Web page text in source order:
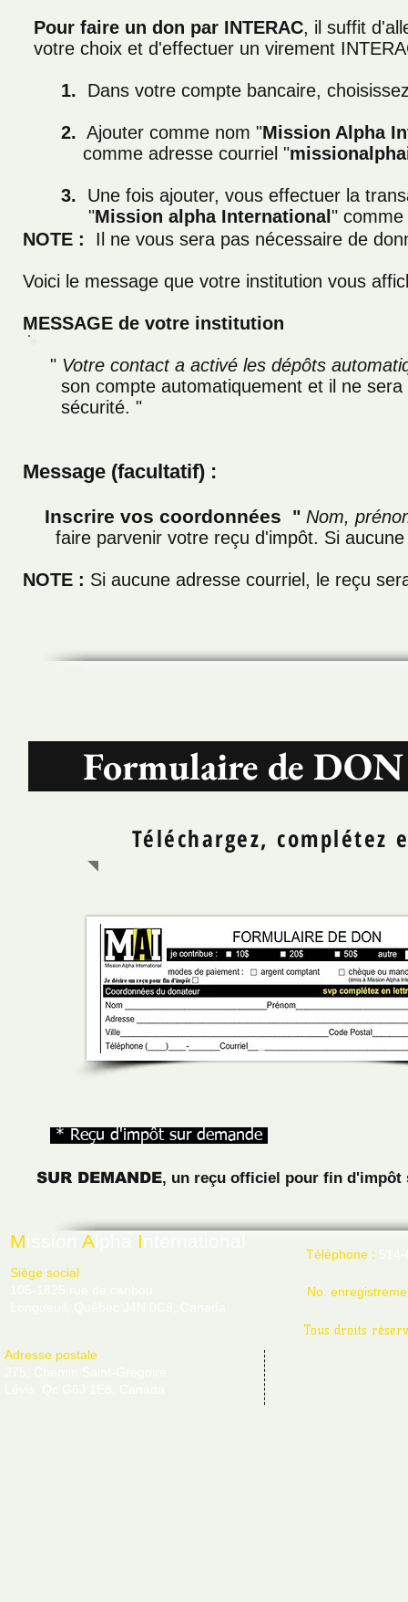
Pour faire un don par INTERAC, il suffit
votre choix et d'effectuer un virement
1. Dans votre compte bancaire,
2. Ajouter comme nom "Mission Alpha
comme adresse courriel "
3.
Une fois ajouter, vous effectuer la
"Mission alpha International " comme
NOTE :
Il ne vous sera pas nécessaire de
Voici le message que votre institution vous
MESSAGE de votre institution
" Votre contact a activé les dépôts
son compte automatiquement et il ne sera
sécurité. "
Message (facultatif) :
Inscrire vos coordonnées " Nom,
faire parvenir votre reçu d'impôt. Si aucune
NOTE : Si aucune adresse courriel, le reçu
Formulaire de
Téléchargez, complétez
* Reçu d'impôt sur demande
SUR DEMANDE, un reçu officiel pour fin d'impôt
M A I
Siège social
Adresse postale
Téléphone :
No.
Tous droits